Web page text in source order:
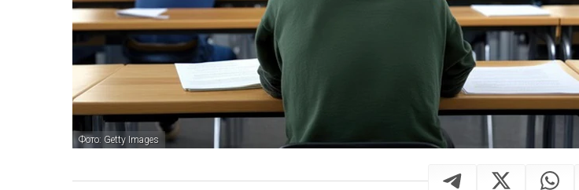
Фото: Getty Images